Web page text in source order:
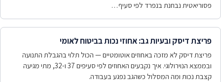
פסוריאטית נבחנת בנפרד לפי סעיף…
פריצת דיסק ובעיות גב: אחוזי נכות בביטוח לאומי
פריצת דיסק לא מזכה באחוזים אוטומטיים — הכול תלוי בהגבלת התנועה
ובממצא הנוירולוגי. איך נקבעים האחוזים לפי סעיפים 37 ו-32, מתי מגיעה
קצבת נכות ומה המסלול כשהגב נפגע בעבודה.